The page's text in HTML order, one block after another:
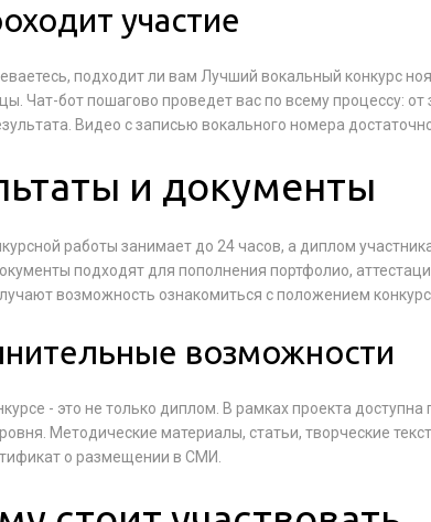
участие
подходит ли вам Лучший вокальный конкурс
Чат-бот пошагово проведет вас по всему процессу:
Видео с записью вокального номера
и документы
работы занимает до 24 часов, а диплом
подходят для пополнения портфолио,
возможность ознакомиться с положением
возможности
- это не только диплом. В рамках проекта
Методические материалы, статьи, творческие
о размещении в СМИ.